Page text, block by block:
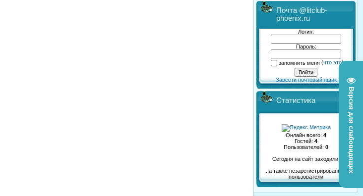
Версия для слабовидящих
Почта @litclub-
phoenix.ru
Логин:
Пароль:
запомнить меня(что это)
Завести почтовый ящик
Статистика
Онлайн всего: 4
Гостей: 4
Пользователей: 0
Сегодня на сайт заходили:
...а также незарегистрированные
пользователи